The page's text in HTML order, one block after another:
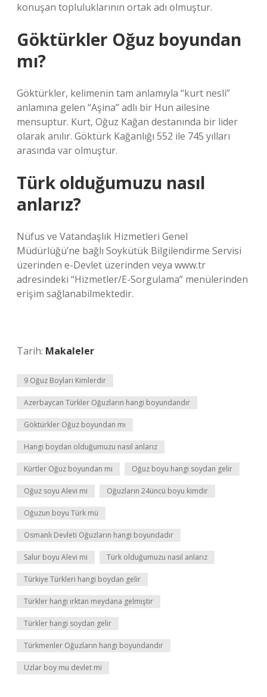
konuşan topluluklarının ortak adı olmuştur.
Göktürkler Oğuz boyundan
mı?
Göktürkler, kelimenin tam anlamıyla “kurt nesli”
anlamına gelen “Aşina” adlı bir Hun ailesine
mensuptur. Kurt, Oğuz Kağan destanında bir lider
olarak anılır. Göktürk Kağanlığı 552 ile 745 yılları
arasında var olmuştur.
Türk olduğumuzu nasıl
anlarız?
Nüfus ve Vatandaşlık Hizmetleri Genel
Müdürlüğü’ne bağlı Soykütük Bilgilendirme Servisi
üzerinden e-Devlet üzerinden veya www.tr
adresindeki “Hizmetler/E-Sorgulama” menülerinden
erişim sağlanabilmektedir.
Tarih: Makaleler
9 Oğuz Boyları Kimlerdir
Azerbaycan Türkler Oğuzların hangi boyundandır
Göktürkler Oğuz boyundan mı
Hangi boydan olduğumuzu nasıl anlarız
Kürtler Oğuz boyundan mı Oğuz boyu hangi soydan gelir
Oğuz soyu Alevi mi Oğuzların 24üncü boyu kimdir
Oğuzun boyu Türk mü
Osmanlı Devleti Oğuzların hangi boyundadır
Salur boyu Alevi mi Türk olduğumuzu nasıl anlarız
Türkiye Türkleri hangi boydan gelir
Türkler hangi ırktan meydana gelmiştir
Türkler hangi soydan gelir
Türkmenler Oğuzların hangi boyundandır
Uzlar boy mu devlet mi